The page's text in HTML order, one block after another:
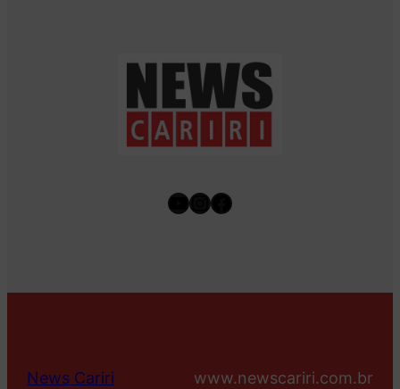
Youtube
Instagram
Facebook
News Cariri www.newscariri.com.br